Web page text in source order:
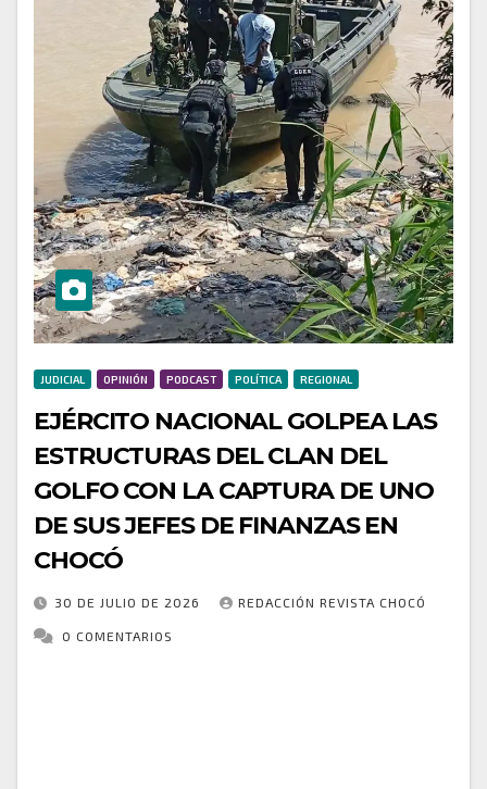
JUDICIAL OPINIÓN PODCAST POLÍTICA REGIONAL
EJÉRCITO NACIONAL GOLPEA LAS
ESTRUCTURAS DEL CLAN DEL
GOLFO CON LA CAPTURA DE UNO
DE SUS JEFES DE FINANZAS EN
CHOCÓ
30 DE JULIO DE 2026 REDACCIÓN REVISTA CHOCÓ
0 COMENTARIOS